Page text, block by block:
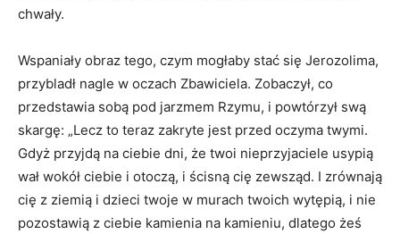
chwały.
Wspaniały obraz tego, czym mogłaby stać się Jerozolima,
przybladł nagle w oczach Zbawiciela. Zobaczył, co
przedstawia sobą pod jarzmem Rzymu, i powtórzył swą
skargę: „Lecz to teraz zakryte jest przed oczyma twymi.
Gdyż przyjdą na ciebie dni, że twoi nieprzyjaciele usypią
wał wokół ciebie i otoczą, i ścisną cię zewsząd. I zrównają
cię z ziemią i dzieci twoje w murach twoich wytępią, i nie
pozostawią z ciebie kamienia na kamieniu, dlatego żeś